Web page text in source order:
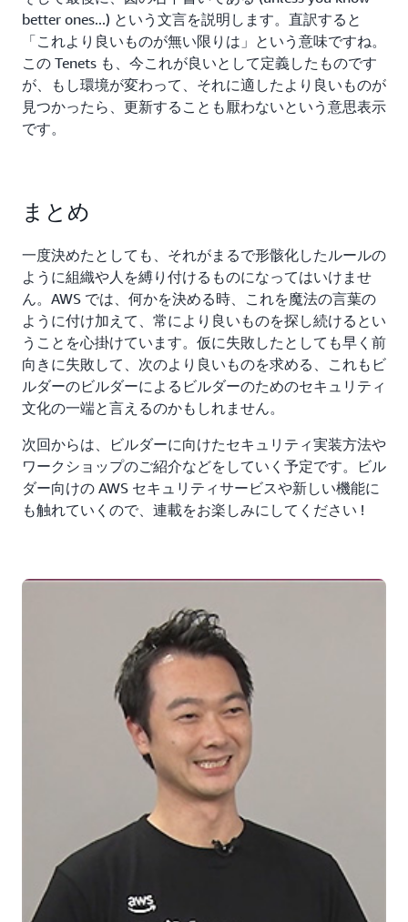
better ones...) という文言を説明します。直訳すると
「これより良いものが無い限りは」という意味ですね。
この Tenets も、今これが良いとして定義したものです
が、もし環境が変わって、それに適したより良いものが
見つかったら、更新することも厭わないという意思表示
です。
まとめ
一度決めたとしても、それがまるで形骸化したルールの
ように組織や人を縛り付けるものになってはいけませ
ん。AWS では、何かを決める時、これを魔法の言葉の
ように付け加えて、常により良いものを探し続けるとい
うことを心掛けています。仮に失敗したとしても早く前
向きに失敗して、次のより良いものを求める、これもビ
ルダーのビルダーによるビルダーのためのセキュリティ
文化の一端と言えるのかもしれません。
次回からは、ビルダーに向けたセキュリティ実装方法や
ワークショップのご紹介などをしていく予定です。ビル
ダー向けの AWS セキュリティサービスや新しい機能に
も触れていくので、連載をお楽しみにしてください !